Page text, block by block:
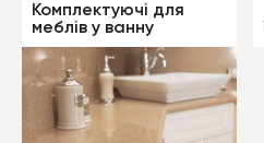
Комплектуючі для
меблів у ванну